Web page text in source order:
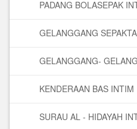
PADANG BOLASEPAK
GELANGGANG
GELANGGANG-
KENDERAAN BAS INTIM
SURAU AL - HIDAYAH